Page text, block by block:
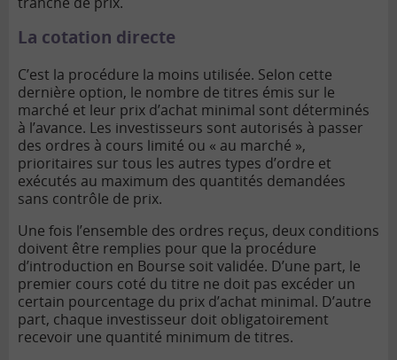
La cotation directe
C’est la procédure la moins utilisée. Selon cette
dernière option, le nombre de titres émis sur le
marché et leur prix d’achat minimal sont déterminés
à l’avance. Les investisseurs sont autorisés à passer
des ordres à cours limité ou « au marché »,
prioritaires sur tous les autres types d’ordre et
exécutés au maximum des quantités demandées
sans contrôle de prix.
Une fois l’ensemble des ordres reçus, deux conditions
doivent être remplies pour que la procédure
d’introduction en Bourse soit validée. D’une part, le
premier cours coté du titre ne doit pas excéder un
certain pourcentage du prix d’achat minimal. D’autre
part, chaque investisseur doit obligatoirement
recevoir une quantité minimum de titres.